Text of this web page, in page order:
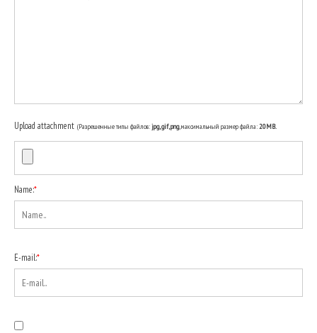
Upload attachment (Разрешенные типы файлов:jpg, gif, png, максимальный размер файла:20MB.
Name:*
E-mail:*